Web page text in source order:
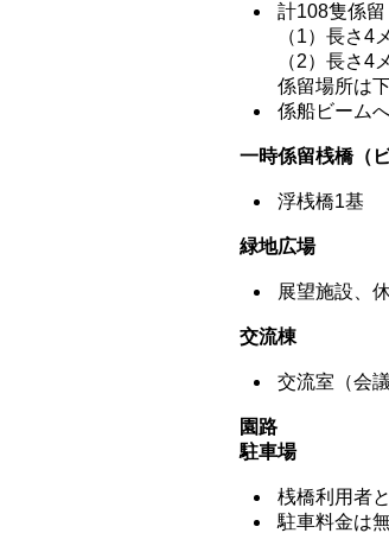
計108隻係留
（1）長さ
（2）長さ
係留場所は
係船ビーム
一時係留桟橋（
浮桟橋1基
緑地広場
展望施設、
交流棟
交流室（会
園路
駐車場
桟橋利用者
駐車料金は